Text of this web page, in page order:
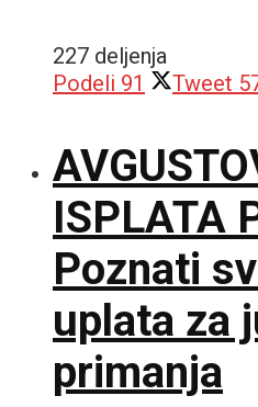
227 deljenja
Podeli 91 Tweet
ISPLATA
Poznati
uplata za
primanja